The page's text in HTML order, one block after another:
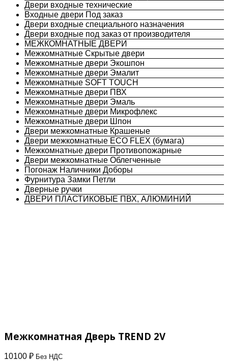
Двери входные технические
Входные двери Под заказ
Двери входные специального назначения
Двери входные под заказ от производителя
МЕЖКОМНАТНЫЕ ДВЕРИ
Межкомнатные Скрытые двери
Межкомнатные двери Экошпон
Межкомнатные двери Эмалит
Межкомнатные SOFT TOUCH
Межкомнатные двери ПВХ
Межкомнатные двери Эмаль
Межкомнатные двери Микрофлекс
Межкомнатные двери Шпон
Двери межкомнатные Крашеные
Двери межкомнатные ECO FLEX (бумага)
Межкомнатные двери Противопожарные
Двери межкомнатные Облегченные
Погонаж Наличники Доборы
Фурнитура Замки Петли
Дверные ручки
ДВЕРИ ПЛАСТИКОВЫЕ ПВХ, АЛЮМИНИЙ
Межкомнатная Дверь TREND 2V
10100 ₽ Без НДС